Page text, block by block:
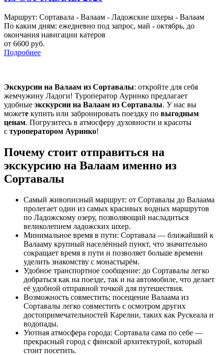
Маршрут: Сортавала - Валаам - Ладожские шхеры - Валаам
По каким дням: ежедневно под запрос, май - октябрь, до
окончания навигации катеров
от 6600 руб.
Подробнее
Экскурсии на Валаам из Сортавалы: откройте для себя
жемчужину Ладоги! Туроператор Ауринко предлагает
удобные экскурсии на Валаам из Сортавалы. У нас вы
можете купить или забронировать поездку по выгодным
ценам. Погрузитесь в атмосферу духовности и красоты
с туроператором Ауринко!
Почему стоит отправиться на
экскурсию на Валаам именно из
Сортавалы
Самый живописный маршрут: от Сортавалы до Валаама
пролегает один из самых красивых водных маршрутов
по Ладожскому озеру, позволяющий насладиться
великолепием ладожских шхер.
Минимальное время в пути: Сортавала — ближайший к
Валааму крупный населённый пункт, что значительно
сокращает время в пути и позволяет больше времени
уделить знакомству с монастырём.
Удобное транспортное сообщение: до Сортавалы легко
добраться как на поезде, так и на автомобиле, что делает
её удобной отправной точкой для путешествия.
Возможность совместить: посещение Валаама из
Сортавалы легко совместить с осмотром других
достопримечательностей Карелии, таких как Рускеала и
водопады.
Уютная атмосфера города: Сортавала сама по себе —
прекрасный город с финской архитектурой, который
стоит посетить.